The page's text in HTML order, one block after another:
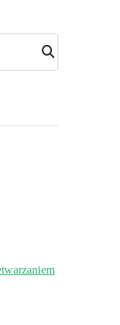
Szuk
aj